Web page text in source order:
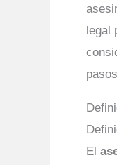
legal
El